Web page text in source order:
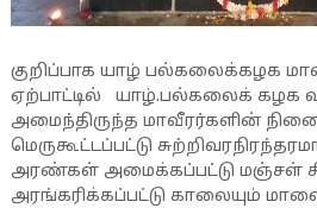
குறிப்பாக யாழ் பல்கலைக்கழக
ஏற்பாட்டில் யாழ்.பல்கலைக் கழக
அமைந்திருந்த மாவீரர்களின்
மெருகூட்டப்பட்டு
அரண்கள் அமைக்கப்பட்டு மஞ்சள்
அரங்கரிக்கப்பட்டு காலையும்